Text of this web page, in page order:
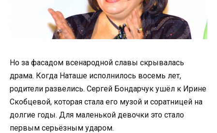
Но за фасадом всенародной славы скрывалась
драма. Когда Наташе исполнилось восемь лет,
родители развелись. Сергей Бондарчук ушёл к Ирине
Скобцевой, которая стала его музой и соратницей на
долгие годы. Для маленькой девочки это стало
первым серьёзным ударом.